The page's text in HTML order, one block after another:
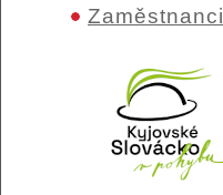
Zaměstnanci